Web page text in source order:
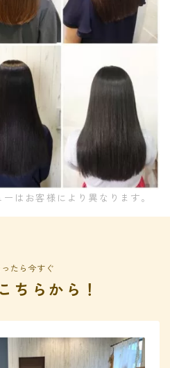
はお客様により異なります。
たら今すぐ
ちらから！